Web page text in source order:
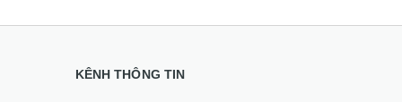
KÊNH THÔNG TIN